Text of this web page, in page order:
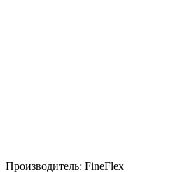
Производитель: FineFlex